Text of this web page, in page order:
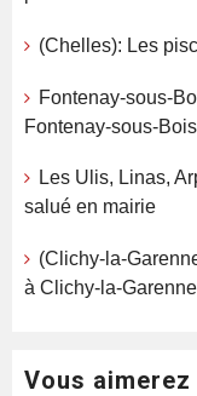
(Chelles): Les
Fontenay-sous-
Fontenay-sous-
Les Ulis, Linas,
salué en mairie
(Clichy-la-
à Clichy-la-Garenne
Vous aimerez